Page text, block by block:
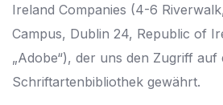
Ireland Companies (4-6
Campus, Dublin 24, Republic of
„Adobe“), der uns den Zugriff auf
Schriftartenbibliothek gewährt.